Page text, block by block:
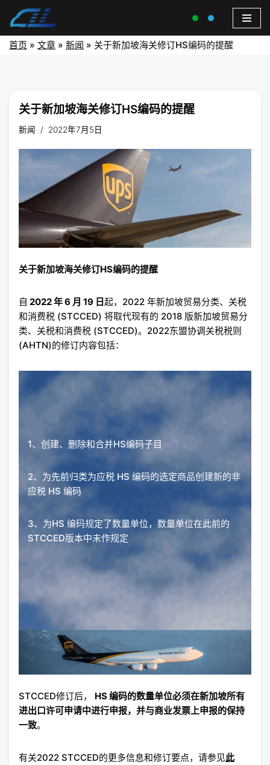
首页 » 文章 » 新闻 » 关于新加坡海关修订HS编码的提醒
关于新加坡海关修订HS编码的提醒
新闻 2022年7月5日
关于新加坡海关修订HS编码的提醒
自 2022 年 6 月 19 日起，2022 年新加坡贸易分类、关税
和消费税 (STCCED) 将取代现有的 2018 版新加坡贸易分
类、关税和消费税 (STCCED)。2022东盟协调关税税则
(AHTN)的修订内容包括：
1、创建、删除和合并HS编码子目
2、为先前归类为应税 HS 编码的选定商品创建新的非
应税 HS 编码
3、为HS 编码规定了数量单位，数量单位在此前的
STCCED版本中未作规定
STCCED修订后， HS 编码的数量单位必须在新加坡所有
进出口许可申请中进行申报，并与商业发票上申报的保持
一致。
有关2022 STCCED的更多信息和修订要点，请参见此